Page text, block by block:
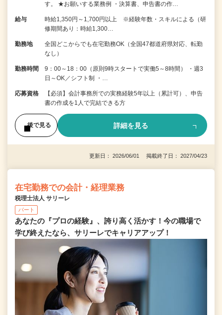
す。 ★お願いする業務例 ・決算書、申告書の作…
給与
時給1,350円～1,700円以上 ※経験年数・スキルによる（研
修期間あり：時給1,300…
勤務地
全国どこからでも在宅勤務OK（全国47都道府県対応、転勤
なし）
勤務時間
9：00～18：00（原則9時スタートで実働5～8時間） ・週3
日～OK／シフト制 ・…
応募資格
【必須】会計事務所での実務経験5年以上（累計可）、申告
書の作成を1人で完結できる方
後で見る 詳細を見る
更新日： 2026/06/01 掲載終了日： 2027/04/23
在宅勤務での会計・経理業務
税理士法人 サリーレ
パート
あなたの『プロの経験』、誇り高く活かす！今の職場で
学び終えたなら、サリーレでキャリアアップ！